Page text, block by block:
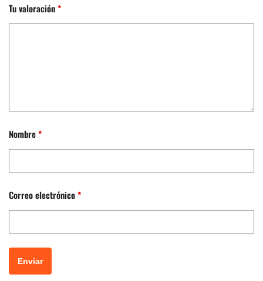
Tu valoración*
Nombre*
Correo electrónico*